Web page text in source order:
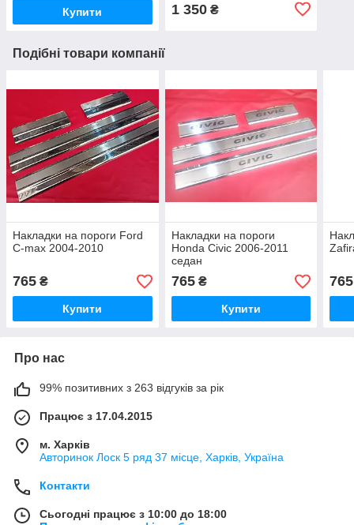
Купити 1 350₴
Подібні товари компанії
Накладки на пороги Ford
C-max 2004-2010
765 ₴
Купити
Накладки на пороги
Honda Civic 2006-2011
седан
765₴
Купити
765
Про нас
99% позитивних з 263 відгуків за рік
Працює з 17.04.2015
м. Харків
Авторинок Лоск 5 ряд 37 місце, Харків, Україна
Контакти
Сьогодні працює з 10:00 до 18:00